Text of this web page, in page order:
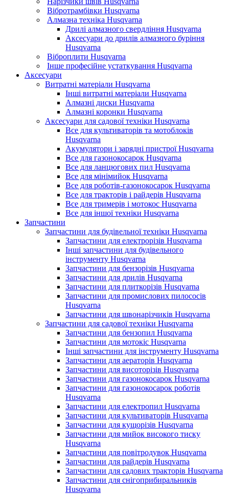
Вібротрамбівки Husqvarna
Алмазна техніка Husqvarna
Дрилі алмазного свердління Husqvarna
Аксесуари до дрилів алмазного буріння
Husqvarna
Віброплити Husqvarna
Інше професійне устаткування Husqvarna
Аксесуари
Витратні матеріали Husqvarna
Інші витратні матеріали Husqvarna
Алмазні диски Husqvarna
Алмазні коронки Husqvarna
Аксесуари для садової техніки Husqvarna
Все для культиваторів та мотоблоків
Husqvarna
Акумулятори і зарядні пристрої Husqvarna
Все для газонокосарок Husqvarna
Все для ланцюгових пил Husqvarna
Все для мінімийок Husqvarna
Все для роботів-газонокосарок Husqvarna
Все для тракторів і райдерів Husqvarna
Все для тримерів і мотокос Husqvarna
Все для іншої техніки Husqvarna
Запчастини
Запчастини для будівельної техніки Husqvarna
Запчастини для електрорізів Husqvarna
Інші запчастини для будівельного
інструменту Husqvarna
Запчастини для бензорізів Husqvarna
Запчастини для дрилів Husqvarna
Запчастини для плиткорізів Husqvarna
Запчастини для промислових пилососів
Husqvarna
Запчастини для швонарізчиків Husqvarna
Запчастини для садової техніки Husqvarna
Запчастини для бензопил Husqvarna
Запчастини для мотокіс Husqvarna
Інші запчастини для інструменту Husqvarna
Запчастини для аераторів Husqvarna
Запчастини для висоторізів Husqvarna
Запчастини для газонокосарок Husqvarna
Запчастини для газонокосарок роботів
Husqvarna
Запчастини для електропил Husqvarna
Запчастини для культиваторів Husqvarna
Запчастини для кущорізів Husqvarna
Запчастини для мийок високого тиску
Husqvarna
Запчастини для повітродувок Husqvarna
Запчастини для райдерів Husqvarna
Запчастини для садових тракторів Husqvarna
Запчастини для снігоприбиральників
Husqvarna